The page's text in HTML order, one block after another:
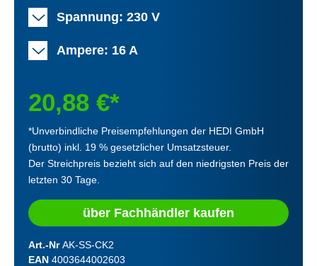
Spannung: 230 V
Ampere: 16 A
20,88 €*
*Unverbindliche Preisempfehlungen der HEDI GmbH
(brutto) inkl. 19 % gesetzlicher Umsatzsteuer.
Der Streichpreis bezieht sich auf den niedrigsten Preis der
letzten 30 Tage.
über Fachhändler kaufen
Art.-NrAK-SS-CK2
EAN 4003644002603